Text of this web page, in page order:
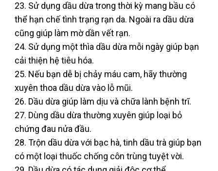
23. Sử dụng dầu dừa trong thời kỳ mang bầu có
thể hạn chế tình trạng rạn da. Ngoài ra dầu dừa
cũng giúp làm mờ dần vết rạn.
24. Sử dụng một thìa dầu dừa mỗi ngày giúp bạn
cải thiện hệ tiêu hóa.
25. Nếu bạn dễ bị chảy máu cam, hãy thường
xuyên thoa dầu dừa vào lỗ mũi.
26. Dầu dừa giúp làm dịu và chữa lành bệnh trĩ.
27. Dùng dầu dừa thường xuyên giúp loại bỏ
chứng đau nửa đầu.
28. Trộn dầu dừa với bạc hà, tinh dầu trà giúp bạn
có một loại thuốc chống côn trùng tuyệt vời.